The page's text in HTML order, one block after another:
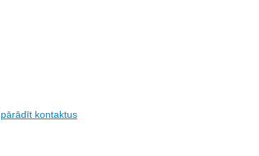
pārādīt kontaktus